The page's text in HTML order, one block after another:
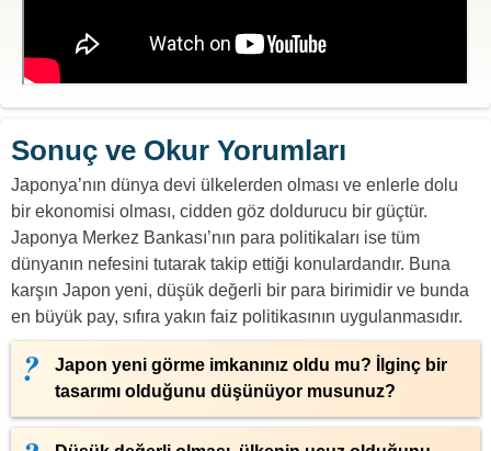
Sonuç ve Okur Yorumları
Japonya’nın dünya devi ülkelerden olması ve enlerle dolu
bir ekonomisi olması, cidden göz doldurucu bir güçtür.
Japonya Merkez Bankası’nın para politikaları ise tüm
dünyanın nefesini tutarak takip ettiği konulardandır. Buna
karşın Japon yeni, düşük değerli bir para birimidir ve bunda
en büyük pay, sıfıra yakın faiz politikasının uygulanmasıdır.
Japon yeni görme imkanınız oldu mu? İlginç bir
tasarımı olduğunu düşünüyor musunuz?